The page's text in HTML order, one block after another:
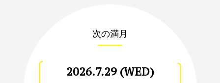
次の満月
2026.7.29 (WED)